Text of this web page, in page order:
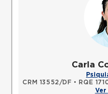
Carla
CRM 13552/DF • RQE
Ver